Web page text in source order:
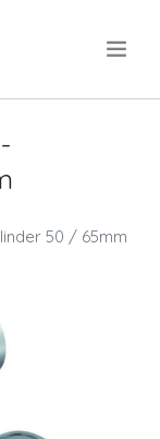
50 / 65mm